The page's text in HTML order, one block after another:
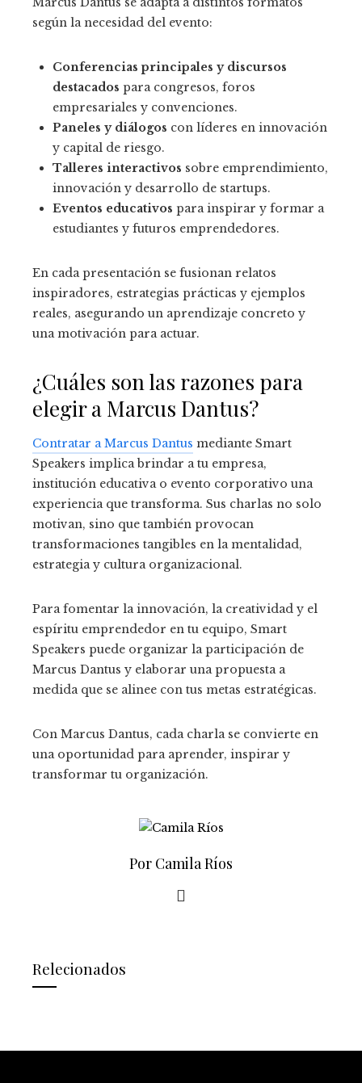
según la necesidad del evento:
Conferencias principales y discursos
destacados para congresos, foros
empresariales y convenciones.
Paneles y diálogos con líderes en innovación
y capital de riesgo.
Talleres interactivos sobre emprendimiento,
innovación y desarrollo de startups.
Eventos educativos para inspirar y formar a
estudiantes y futuros emprendedores.
En cada presentación se fusionan relatos
inspiradores, estrategias prácticas y ejemplos
reales, asegurando un aprendizaje concreto y
una motivación para actuar.
¿Cuáles son las razones para
elegir a Marcus Dantus?
Contratar a Marcus Dantus mediante Smart
Speakers implica brindar a tu empresa,
institución educativa o evento corporativo una
experiencia que transforma. Sus charlas no solo
motivan, sino que también provocan
transformaciones tangibles en la mentalidad,
estrategia y cultura organizacional.
Para fomentar la innovación, la creatividad y el
espíritu emprendedor en tu equipo, Smart
Speakers puede organizar la participación de
Marcus Dantus y elaborar una propuesta a
medida que se alinee con tus metas estratégicas.
Con Marcus Dantus, cada charla se convierte en
una oportunidad para aprender, inspirar y
transformar tu organización.
Por Camila Ríos
Relecionados